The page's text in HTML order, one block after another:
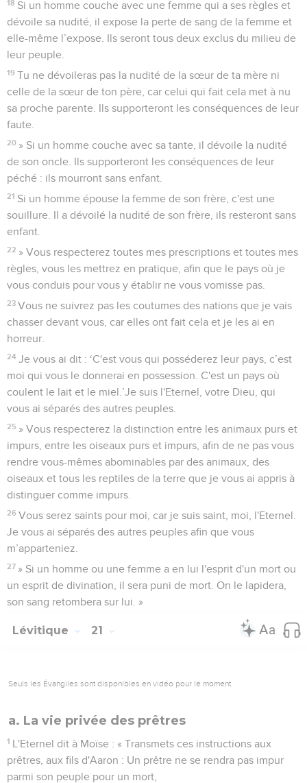
18 Si un homme couche avec une femme qui a ses règles et
dévoile sa nudité, il expose la perte de sang de la femme et
elle-même l’expose. Ils seront tous deux exclus du milieu de
leur peuple.
19 Tu ne dévoileras pas la nudité de la sœur de ta mère ni
celle de la sœur de ton père, car celui qui fait cela met à nu
sa proche parente. Ils supporteront les conséquences de leur
faute.
20 » Si un homme couche avec sa tante, il dévoile la nudité
de son oncle. Ils supporteront les conséquences de leur
péché : ils mourront sans enfant.
21 Si un homme épouse la femme de son frère, c'est une
souillure. Il a dévoilé la nudité de son frère, ils resteront sans
enfant.
22 » Vous respecterez toutes mes prescriptions et toutes mes
règles, vous les mettrez en pratique, afin que le pays où je
vous conduis pour vous y établir ne vous vomisse pas.
23 Vous ne suivrez pas les coutumes des nations que je vais
chasser devant vous, car elles ont fait cela et je les ai en
horreur.
24 Je vous ai dit : ‘C'est vous qui posséderez leur pays, c’est
moi qui vous le donnerai en possession. C'est un pays où
coulent le lait et le miel.’Je suis l'Eternel, votre Dieu, qui
vous ai séparés des autres peuples.
25 » Vous respecterez la distinction entre les animaux purs et
impurs, entre les oiseaux purs et impurs, afin de ne pas vous
rendre vous-mêmes abominables par des animaux, des
oiseaux et tous les reptiles de la terre que je vous ai appris à
distinguer comme impurs.
26 Vous serez saints pour moi, car je suis saint, moi, l'Eternel.
Je vous ai séparés des autres peuples afin que vous
m’apparteniez.
27 » Si un homme ou une femme a en lui l'esprit d'un mort ou
un esprit de divination, il sera puni de mort. On le lapidera,
son sang retombera sur lui. »
Lévitique 21
Seuls les Évangiles sont disponibles en vidéo pour le moment.
a. La vie privée des prêtres
1 L'Eternel dit à Moïse : « Transmets ces instructions aux
prêtres, aux fils d'Aaron : Un prêtre ne se rendra pas impur
parmi son peuple pour un mort,